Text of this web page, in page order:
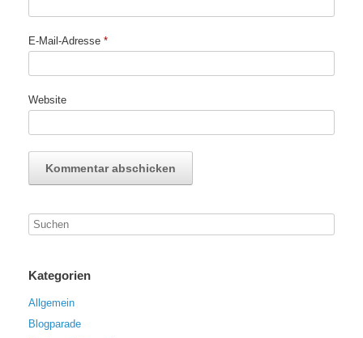
E-Mail-Adresse *
Website
Kategorien
Allgemein
Blogparade